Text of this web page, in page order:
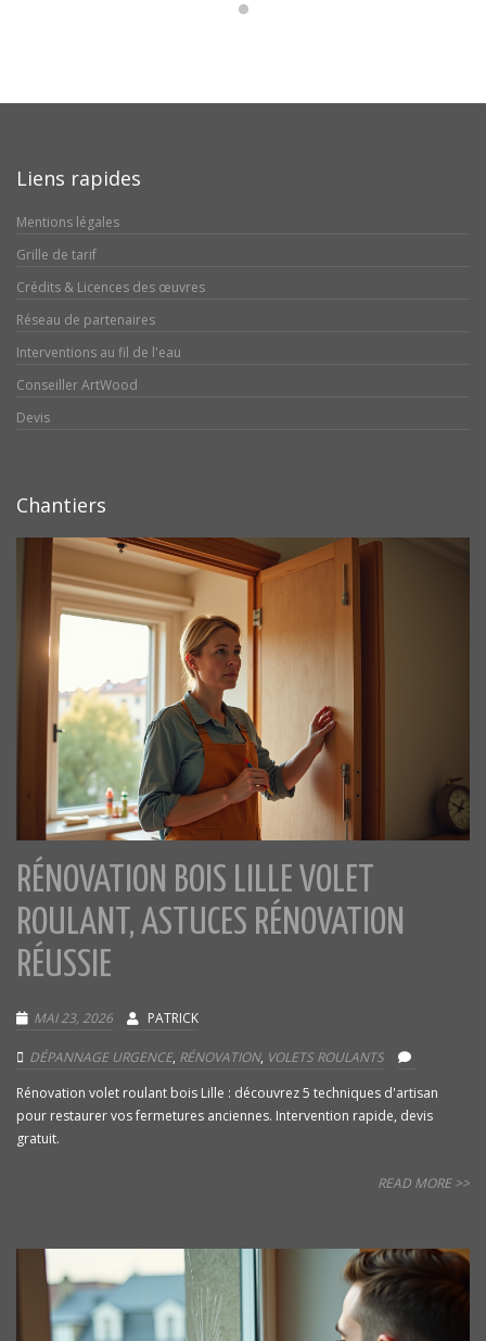
Liens rapides
Mentions légales
Grille de tarif
Crédits & Licences des œuvres
Réseau de partenaires
Interventions au fil de l'eau
Conseiller ArtWood
Devis
Chantiers
RÉNOVATION BOIS LILLE VOLET
ROULANT, ASTUCES RÉNOVATION
RÉUSSIE
MAI 23, 2026 PATRICK
DÉPANNAGE URGENCE, RÉNOVATION, VOLETS ROULANTS
Rénovation volet roulant bois Lille : découvrez 5 techniques d'artisan
pour restaurer vos fermetures anciennes. Intervention rapide, devis
gratuit.
READ MORE >>